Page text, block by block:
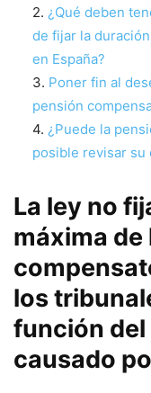
¿Qué deben
de fijar la
en España?
Poner fin al
pensión
¿Puede la
posible revisar su
La ley no
máxima de
los
función
causado